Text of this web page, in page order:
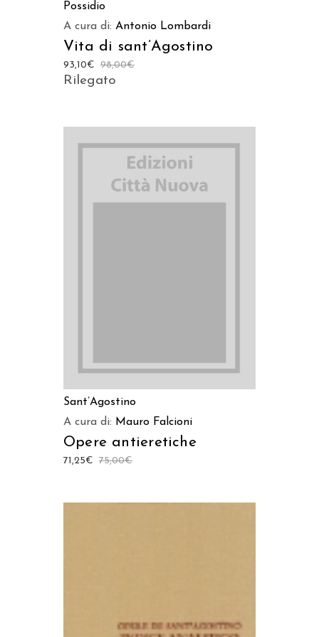
Possidio
A cura di: Antonio Lombardi
Vita di sant’Agostino
98,00€
93,10€
Rilegato
Sant’Agostino
A cura di: Mauro Falcioni
Opere antieretiche
75,00€
71,25€